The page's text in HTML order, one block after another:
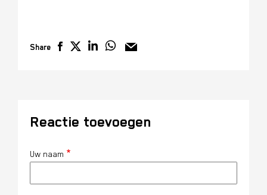
Share
Reactie toevoegen
Uw naam